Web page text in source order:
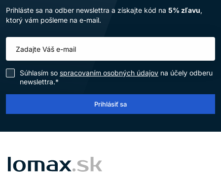
Prihláste sa na odber newslettra a získajte kód na 5% zľavu,
ktorý vám pošleme na e-mail.
Súhlasím so spracovaním osobných údajov na účely odberu
newslettra.*
Prihlásiť sa
LOMAX